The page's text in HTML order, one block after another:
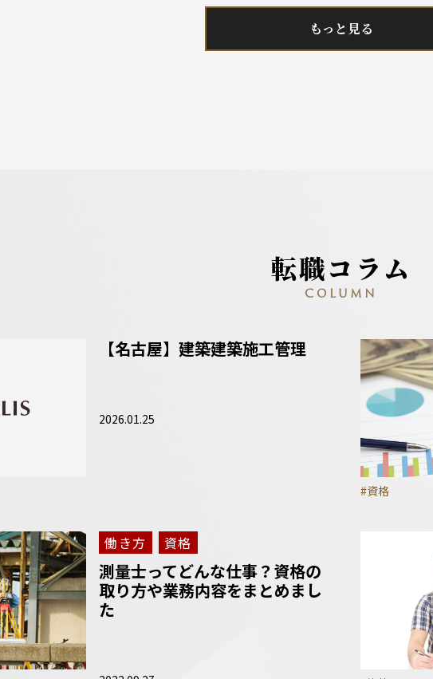
もっと見る
転職コラム
COLUMN
【名古屋】建築建築施工管理
2026.01.25
#資格
働き方 資格
測量士ってどんな仕事？資格の
取り方や業務内容をまとめまし
た